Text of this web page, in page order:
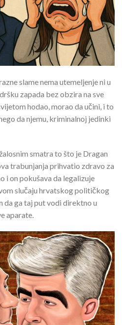
slame nema utemeljenje ni u
zapada bez obzira na sve
hodao, morao da učini, i to
da njemu, kriminalnoj jedinki
smatra to što je Dragan
trabunjanja prihvatio zdravo za
i on pokušava da legalizuje
slučaju hrvatskog političkog
da ga taj put vodi direktno u
aparate.